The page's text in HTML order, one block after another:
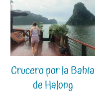
Crucero por la Bahía
de Halong